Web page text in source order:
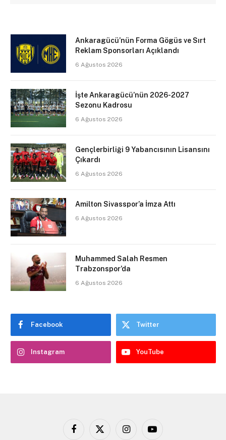
Ankaragücü’nün Forma Gögüs ve Sırt
Reklam Sponsorları Açıklandı
6 Ağustos 2026
İşte Ankaragücü’nün 2026-2027
Sezonu Kadrosu
6 Ağustos 2026
Gençlerbirliği 9 Yabancısının Lisansını
Çıkardı
6 Ağustos 2026
Amilton Sivasspor’a İmza Attı
6 Ağustos 2026
Muhammed Salah Resmen
Trabzonspor’da
6 Ağustos 2026
Facebook Twitter
Instagram YouTube
Facebook
X
InstagramYouTube